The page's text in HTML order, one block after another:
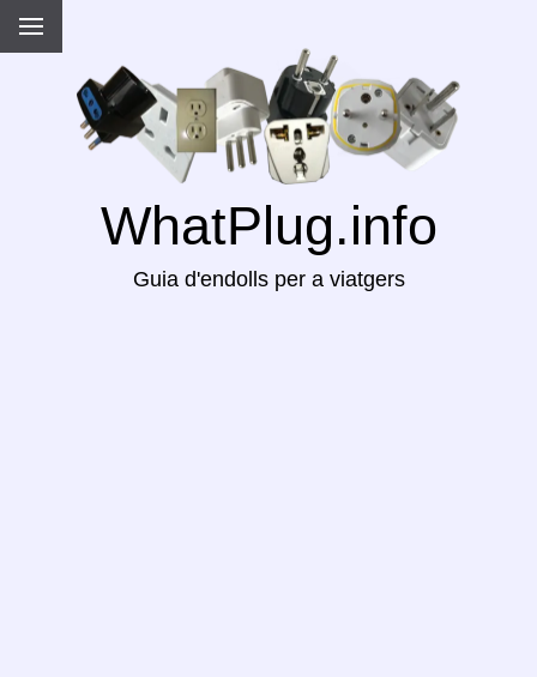
WhatPlug.info
Guia d'endolls per a viatgers